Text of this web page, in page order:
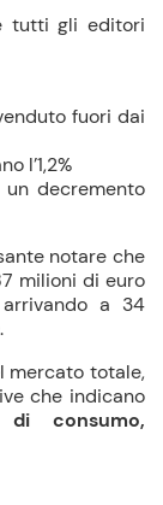
tutti gli editori
fuori dai
l’1,2%
decremento
notare che
milioni di euro
arrivando a 34
mercato totale,
che indicano
di consumo,